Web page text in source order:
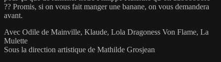
?? Promis, si on vous fait manger une banane, on vous demandera
avant.
Avec Odile de Mainville, Klaude, Lola Dragoness Von Flame, La
Mulette
Sous la direction artistique de Mathilde Grosjean